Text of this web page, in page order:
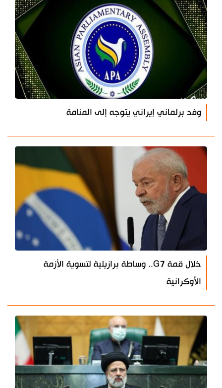
وفد برلماني إيراني يتوجه إلى المنامة
خلال قمة G7.. وساطة برازيلية لتسوية الأزمة
الأوكرانية